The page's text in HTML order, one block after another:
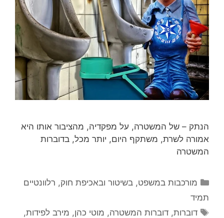
הנתק – של המשטרה, על מפקדיה, מהציבור אותו היא
אמורה לשרת, משתקף היום, יותר מכל, בדוברות
המשטרה
קטגוריות
מורכבות במשפט, בשיטור ובאכיפת חוק, רלוונטיים
תמיד
תגיות
דוברות,דוברות המשטרה, מוטי כהן, מירב לפידות,